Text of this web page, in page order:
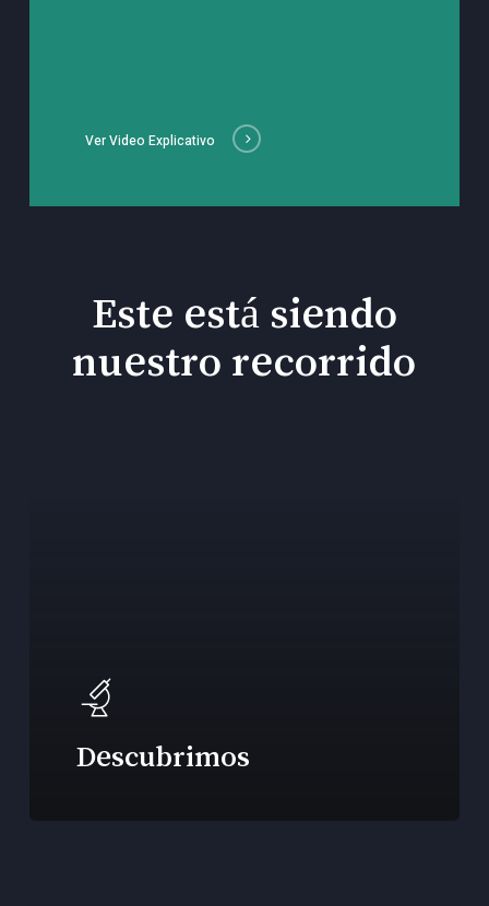
Ver Video Explicativo
Este está siendo
nuestro recorrido
Descubrimos